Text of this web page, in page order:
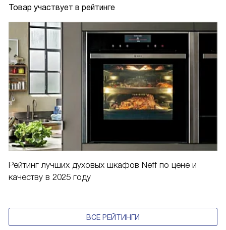
Товар участвует в рейтинге
Рейтинг лучших духовых шкафов Neff по цене и
качеству в 2025 году
ВСЕ РЕЙТИНГИ